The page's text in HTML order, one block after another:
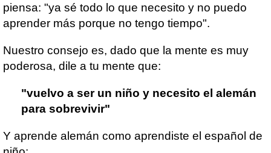
piensa: "ya sé todo lo que necesito y no puedo
aprender más porque no tengo tiempo".
Nuestro consejo es, dado que la mente es muy
poderosa, dile a tu mente que:
"vuelvo a ser un niño y necesito el alemán
para sobrevivir"
Y aprende alemán como aprendiste el español de